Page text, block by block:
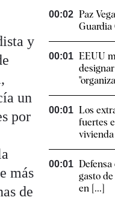
y
un
por
más
de
00:02 Paz
Guardia
00:01 EEUU
00:01 Los
fuertes
00:01 Defensa
gasto
en [...]